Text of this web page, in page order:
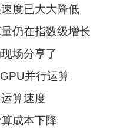
度已大大降低
在指数级增长
场分享了
并行运算
算速度
成本下降